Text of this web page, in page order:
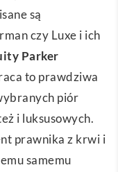
są
czy Luxe i ich
Parker
to prawdziwa
piór
i luksusowych.
prawnika z krwi i
samemu